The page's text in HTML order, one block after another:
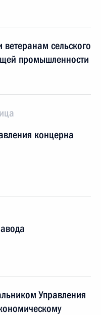
сельского
промышленности
концерна
Управления